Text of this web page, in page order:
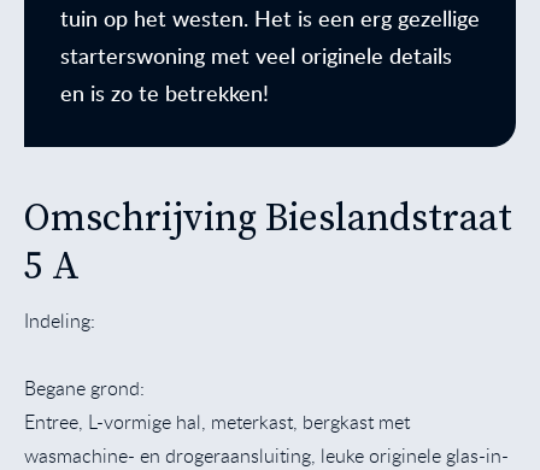
tuin op het westen. Het is een erg gezellige
starterswoning met veel originele details
en is zo te betrekken!
Omschrijving Bieslandstraat
5 A
Indeling:
Begane grond:
Entree, L-vormige hal, meterkast, bergkast met
wasmachine- en drogeraansluiting, leuke originele glas-in-